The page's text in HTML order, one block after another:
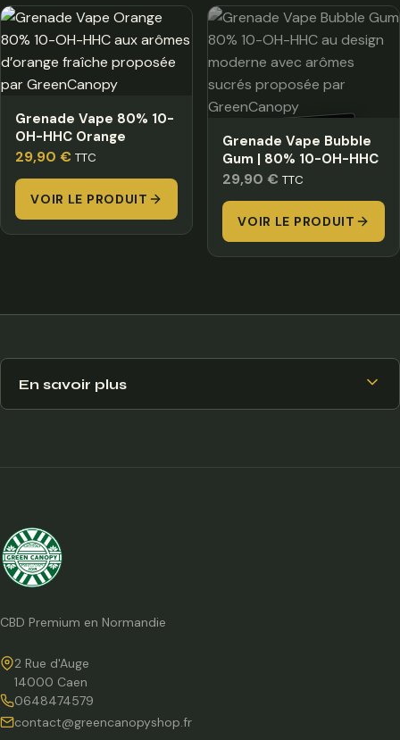
Grenade Vape 80% 10-
OH-HHC Orange
29,90 € TTC
VOIR LE PRODUIT
HORS STOCK
Grenade Vape Bubble
Gum | 80% 10-OH-HHC
29,90 € TTC
VOIR LE PRODUIT
En savoir plus
CBD Premium en Normandie
2 Rue d'Auge
14000 Caen
0648474579
contact@greencanopyshop.fr